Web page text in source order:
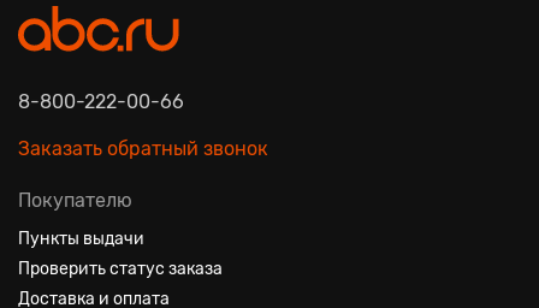
8-800-222-00-66
Заказать обратный звонок
Покупателю
Пункты выдачи
Проверить статус заказа
Доставка и оплата